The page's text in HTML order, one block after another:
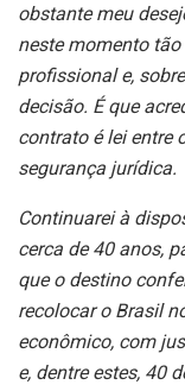
obstante meu
neste momento
profissional e,
decisão. É que
contrato é lei entre
segurança jurídica.
Continuarei à
cerca de 40 anos,
que o destino
recolocar o Brasil
econômico, com
e, dentre estes, 40